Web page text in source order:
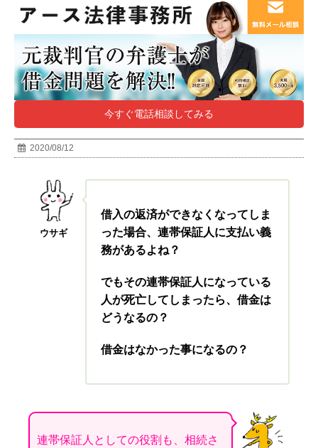
今すぐ電話相談してみる
2020/08/12
ウサギ
借入の返済ができなくなってしま
った場合、連帯保証人に支払い義
務があるよね？
でもその連帯保証人になっている
人が死亡してしまったら、借金は
どうなるの？
借金はなかった事になるの？
連帯保証人としての役割も、相続さ